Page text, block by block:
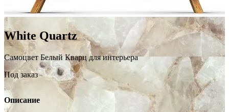
White Quartz
Самоцвет Белый Кварц для интерьера
Под заказ
Описание